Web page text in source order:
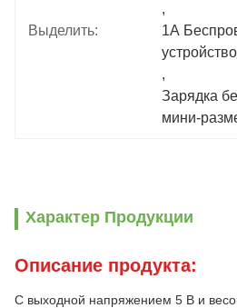
Выделить:
,
1А
,
Зарядка
мини-
Характер Продукции
Описание продукта:
С выходной напряжением 5 В и